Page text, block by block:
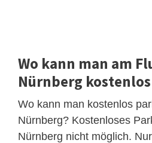
Wo kann man am
Nürnberg
Wo kann man kostenlos
Nürnberg? Kostenloses
Nürnberg nicht möglich.